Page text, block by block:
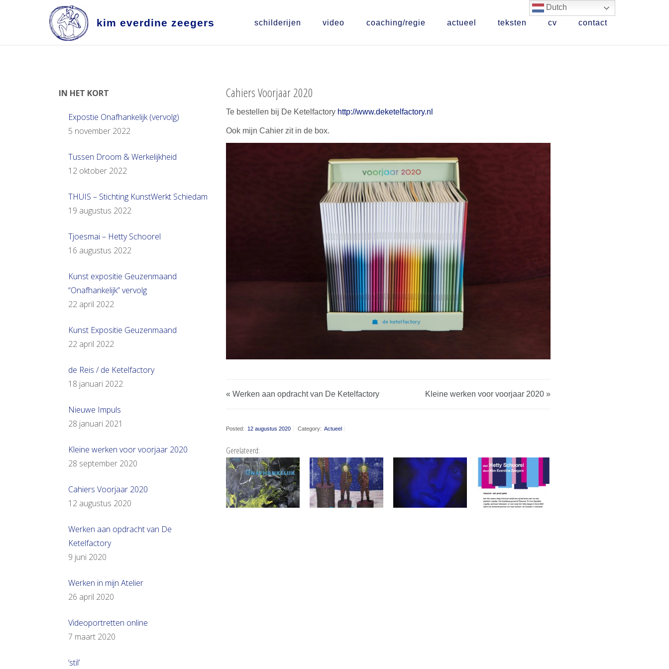
kim everdine zeegers schilderijen video coaching/regie actueel teksten cv contact
Cahiers Voorjaar 2020
Te bestellen bij De Ketelfactory http://www.deketelfactory.nl
Ook mijn Cahier zit in de box.
« Werken aan opdracht van De Ketelfactory Kleine werken voor voorjaar 2020 »
Posted: 12 augustus 2020 Category: Actueel
Gerelateerd:
IN HET KORT
Expostie Onafhankelijk (vervolg)
5 november 2022
Tussen Droom & Werkelijkheid
12 oktober 2022
THUIS – Stichting KunstWerkt Schiedam
19 augustus 2022
Tjoesmai – Hetty Schoorel
16 augustus 2022
Kunst expositie Geuzenmaand
“Onafhankelijk” vervolg
22 april 2022
Kunst Expositie Geuzenmaand
22 april 2022
de Reis / de Ketelfactory
18 januari 2022
Nieuwe Impuls
28 januari 2021
Kleine werken voor voorjaar 2020
28 september 2020
Cahiers Voorjaar 2020
12 augustus 2020
Werken aan opdracht van De
Ketelfactory
9 juni 2020
Werken in mijn Atelier
26 april 2020
Videoportretten online
7 maart 2020
‘stil’
Dutch